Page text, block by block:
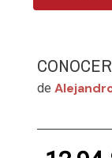
de